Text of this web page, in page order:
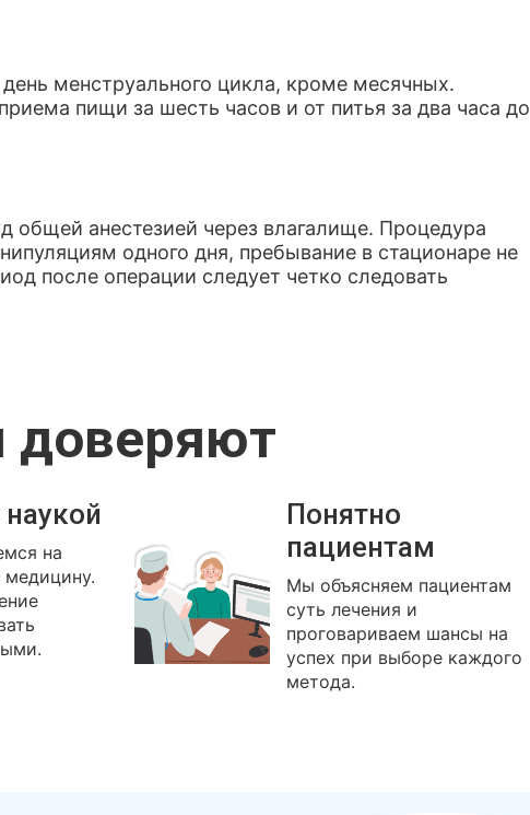
менструального цикла, кроме месячных.
пищи за шесть часов и от питья за два часа до
общей анестезией через влагалище. Процедура
одного дня, пребывание в стационаре не
после операции следует четко следовать
доверяют
на
медицину.
Понятно
пациентам
Мы объясняем пациентам
суть лечения и
проговариваем шансы на
успех при выборе каждого
метода.